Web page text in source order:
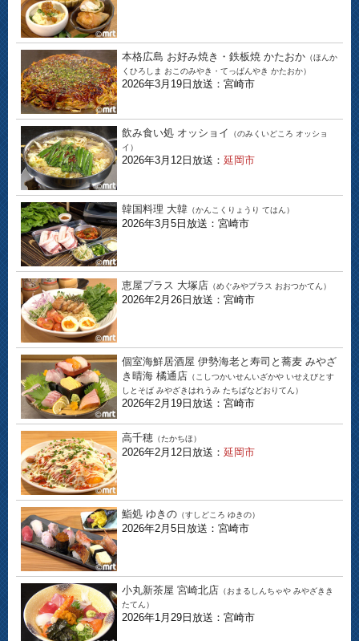
本格広島 お好み焼き・鉄板焼 かたおか （ほんか
くひろしま おこのみやき・てっぱんやき かたおか）
2026年3月19日放送：宮崎市
飲み食い処 オッショイ
（のみくいどころ オッショ
イ）
2026年3月12日放送： 延岡市
韓国料理 大韓 （かんこくりょうり てはん）
2026年3月5日放送：宮崎市
恵屋プラス 大塚店 （めぐみやプラス おおつかてん）
2026年2月26日放送：宮崎市
個室海鮮居酒屋 伊勢海老と寿司と蕎麦 みやざ
き晴海 橘通店 （こしつかいせんいざかや いせえびとす
しとそば みやざきはれうみ たちばなどおりてん）
2026年2月19日放送：宮崎市
高千穂 （たかちほ）
2026年2月12日放送： 延岡市
鮨処 ゆきの （すしどころ ゆきの）
2026年2月5日放送：宮崎市
小丸新茶屋 宮崎北店 （おまるしんちゃや みやざきき
たてん）
2026年1月29日放送：宮崎市